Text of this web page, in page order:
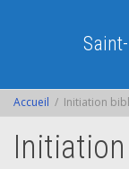
Accueil Initiation